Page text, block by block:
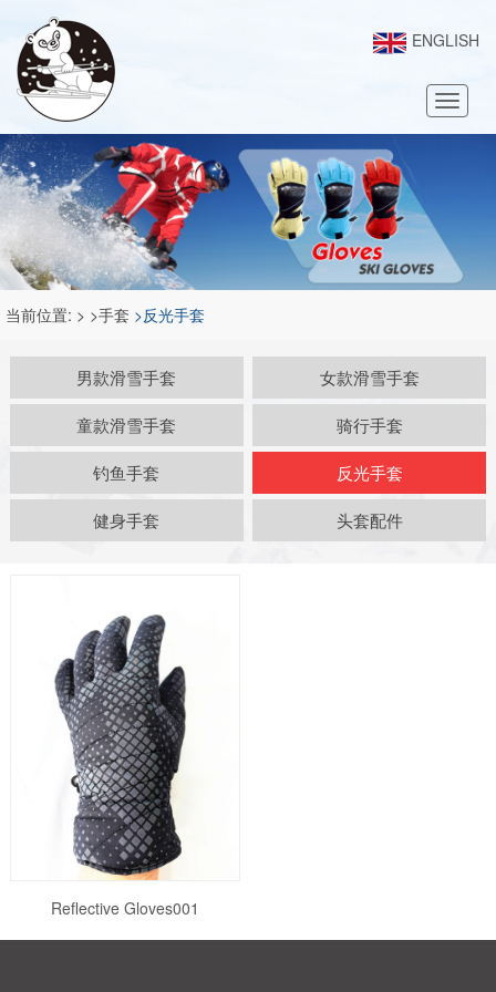
ENGLISH
Toggle
当前位置: > >手套 >反光手套
男款滑雪手套 女款滑雪手套
童款滑雪手套 骑行手套
钓鱼手套 反光手套
健身手套 头套配件
Reflective Gloves001